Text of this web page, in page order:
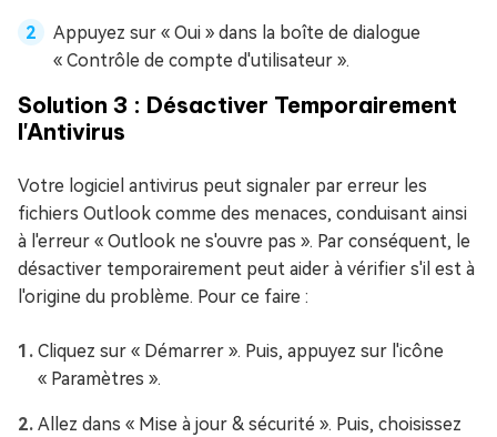
Appuyez sur « Oui » dans la boîte de dialogue
« Contrôle de compte d'utilisateur ».
Solution 3 : Désactiver Temporairement
l'Antivirus
Votre logiciel antivirus peut signaler par erreur les
fichiers Outlook comme des menaces, conduisant ainsi
à l'erreur « Outlook ne s'ouvre pas ». Par conséquent, le
désactiver temporairement peut aider à vérifier s'il est à
l'origine du problème. Pour ce faire :
Cliquez sur « Démarrer ». Puis, appuyez sur l'icône
« Paramètres ».
Allez dans « Mise à jour & sécurité ». Puis, choisissez